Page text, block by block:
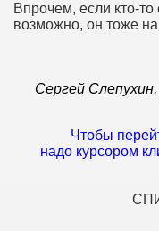
Впрочем, если кто-
возможно, он тоже
Сергей Слепухин,
Чтобы
надо курсором